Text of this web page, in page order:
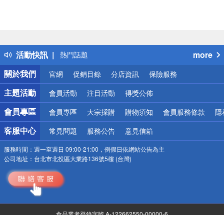
活動快訊
得獎公告
熱門話題
銀行優惠
偏遠地區配送
詐騙網頁！請小心！
more
關於我們
官網 促銷目錄 分店資訊 保險服務
主題活動 會員活動 注目活動 得獎公佈
會員專區 會員專區 大宗採購 購物須知 會員服務條款 隱
客服中心 常見問題 服務公告 意見信箱
服務時間： 週一至週日 09:00-21:00，例假日依網站公告為主
公司地址： 台北市北投區大業路136號5樓 (台灣)